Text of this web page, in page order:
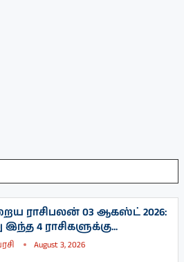
ராசிபலன் 03 ஆகஸ்ட் 2026:
4 ராசிகளுக்கு...
August 3, 2026